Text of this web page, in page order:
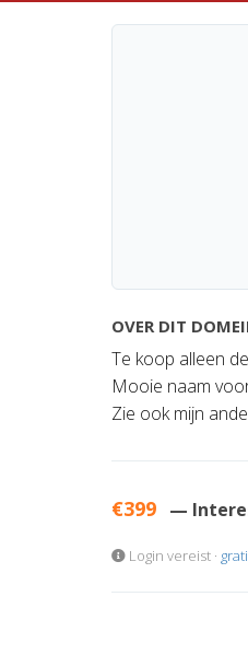
OVER DIT
Te koop alleen
Mooie naam
Zie ook mijn
€399 —
Login vereist ·